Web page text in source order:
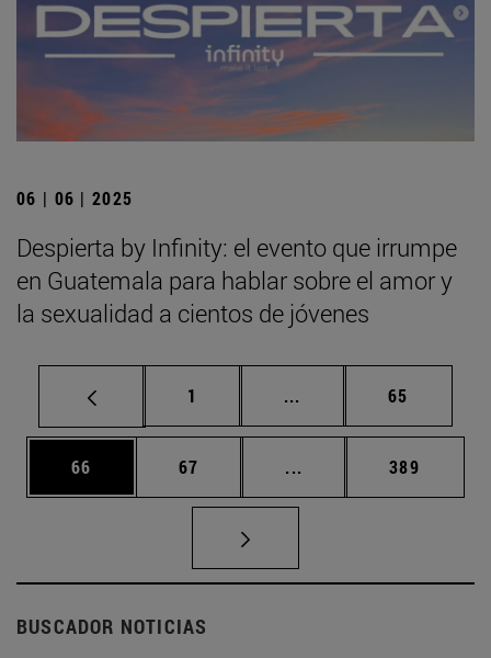
06 | 06 | 2025
Despierta by Infinity: el evento que irrumpe
en Guatemala para hablar sobre el amor y
la sexualidad a cientos de jóvenes
Página
1 ... Páginas intermedias
Página
65
Página
66 Página
67 ... Páginas intermedias
Página
389
BUSCADOR NOTICIAS